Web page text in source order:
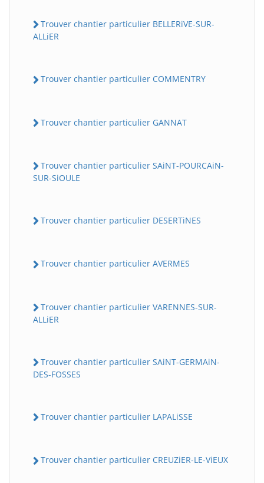
Trouver chantier particulier BELLERiVE-SUR-
ALLiER
Trouver chantier particulier COMMENTRY
Trouver chantier particulier GANNAT
Trouver chantier particulier SAiNT-POURCAiN-
SUR-SiOULE
Trouver chantier particulier DESERTiNES
Trouver chantier particulier AVERMES
Trouver chantier particulier VARENNES-SUR-
ALLiER
Trouver chantier particulier SAiNT-GERMAiN-
DES-FOSSES
Trouver chantier particulier LAPALiSSE
Trouver chantier particulier CREUZiER-LE-ViEUX